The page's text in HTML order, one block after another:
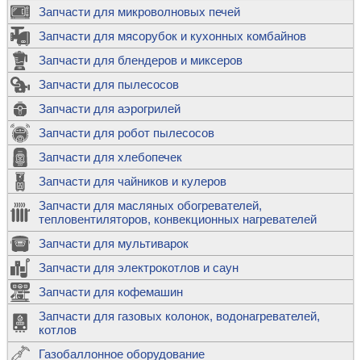
Запчасти для микроволновых печей
Запчасти для мясорубок и кухонных комбайнов
Запчасти для блендеров и миксеров
Запчасти для пылесосов
Запчасти для аэрогрилей
Запчасти для робот пылесосов
Запчасти для хлебопечек
Запчасти для чайников и кулеров
Запчасти для масляных обогревателей,
тепловентиляторов, конвекционных нагревателей
Запчасти для мультиварок
Запчасти для электрокотлов и саун
Запчасти для кофемашин
Запчасти для газовых колонок, водонагревателей,
котлов
Газобаллонное оборудование